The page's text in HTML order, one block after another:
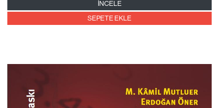
İNCELE
SEPETE EKLE